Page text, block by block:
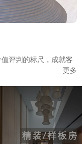
评判的标尺，成就客
更多